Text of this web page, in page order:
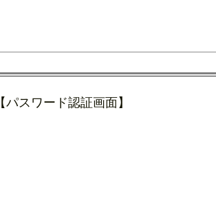
【パスワード認証画面】